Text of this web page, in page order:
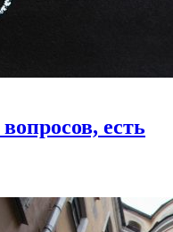
есть